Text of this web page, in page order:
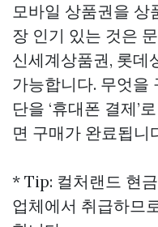
모바일 상품권을 상
장 인기 있는 것은
신세계상품권, 롯데
가능합니다. 무엇을
단을 ‘휴대폰 결제’
면 구매가 완료됩니
* Tip: 컬처랜드 현
업체에서 취급하므